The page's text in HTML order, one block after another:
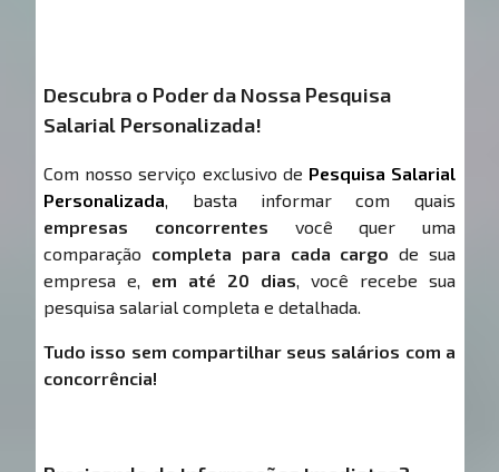
Descubra o Poder da Nossa Pesquisa
Salarial Personalizada!
Com nosso serviço exclusivo de Pesquisa Salarial
Personalizada, basta informar com quais
empresas concorrentes você quer uma
comparação completa para cada cargo de sua
empresa e, em até 20 dias, você recebe sua
pesquisa salarial completa e detalhada.
Tudo isso sem compartilhar seus salários com a
concorrência!